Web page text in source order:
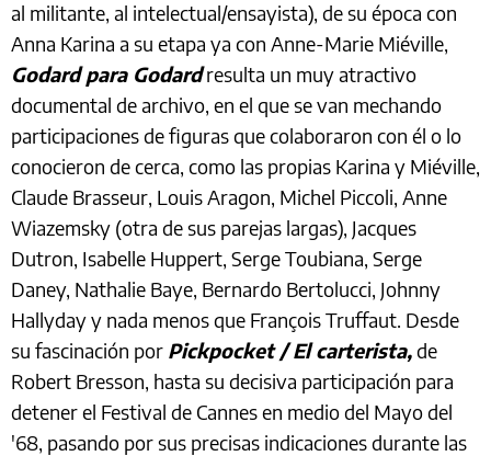
al militante, al intelectual/ensayista), de su época con
Anna Karina a su etapa ya con Anne-Marie Miéville,
Godard para Godardresulta un muy atractivo
documental de archivo, en el que se van mechando
participaciones de figuras que colaboraron con él o lo
conocieron de cerca, como las propias Karina y Miéville,
Claude Brasseur, Louis Aragon, Michel Piccoli, Anne
Wiazemsky (otra de sus parejas largas), Jacques
Dutron, Isabelle Huppert, Serge Toubiana, Serge
Daney, Nathalie Baye, Bernardo Bertolucci, Johnny
Hallyday y nada menos que François Truffaut. Desde
su fascinación por Pickpocket / El carterista,de
Robert Bresson, hasta su decisiva participación para
detener el Festival de Cannes en medio del Mayo del
'68, pasando por sus precisas indicaciones durante las